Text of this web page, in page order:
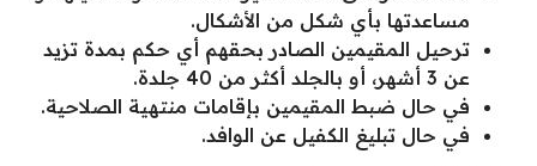
مساعدتها بأي شكل من الأشكال.
ترحيل المقيمين الصادر بحقهم أي حكم بمدة تزيد
عن 3 أشهر، أو بالجلد أكثر من 40 جلدة.
في حال ضبط المقيمين بإقامات منتهية الصلاحية.
في حال تبليغ الكفيل عن الوافد.